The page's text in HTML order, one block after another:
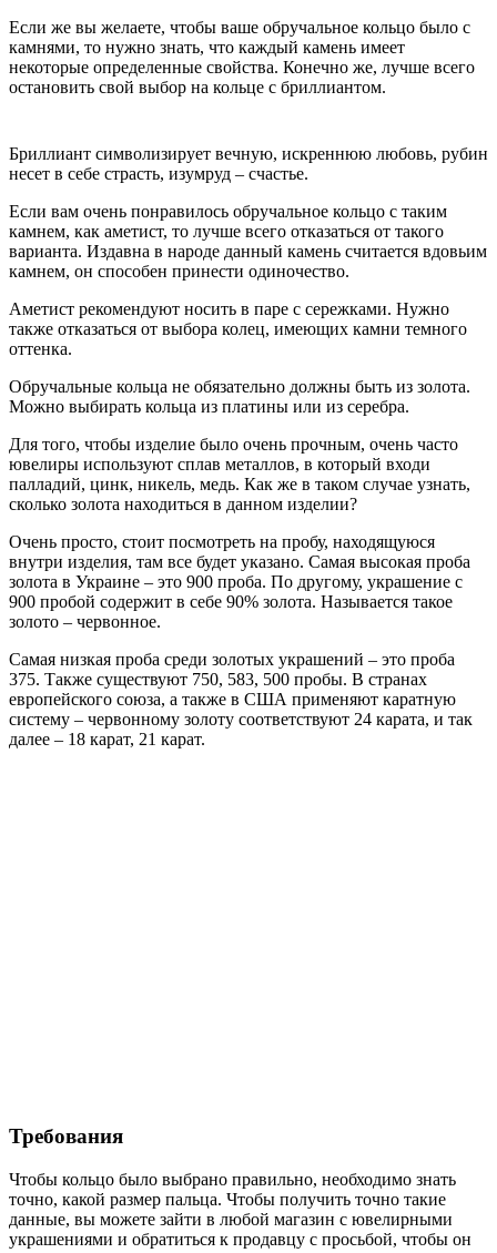
Если же вы желаете, чтобы ваше обручальное кольцо было с
камнями, то нужно знать, что каждый камень имеет
некоторые определенные свойства. Конечно же, лучше всего
остановить свой выбор на кольце с бриллиантом.
Бриллиант символизирует вечную, искреннюю любовь, рубин
несет в себе страсть, изумруд – счастье.
Если вам очень понравилось обручальное кольцо с таким
камнем, как аметист, то лучше всего отказаться от такого
варианта. Издавна в народе данный камень считается вдовьим
камнем, он способен принести одиночество.
Аметист рекомендуют носить в паре с сережками. Нужно
также отказаться от выбора колец, имеющих камни темного
оттенка.
Обручальные кольца не обязательно должны быть из золота.
Можно выбирать кольца из платины или из серебра.
Для того, чтобы изделие было очень прочным, очень часто
ювелиры используют сплав металлов, в который входи
палладий, цинк, никель, медь. Как же в таком случае узнать,
сколько золота находиться в данном изделии?
Очень просто, стоит посмотреть на пробу, находящуюся
внутри изделия, там все будет указано. Самая высокая проба
золота в Украине – это 900 проба. По другому, украшение с
900 пробой содержит в себе 90% золота. Называется такое
золото – червонное.
Самая низкая проба среди золотых украшений – это проба
375. Также существуют 750, 583, 500 пробы. В странах
европейского союза, а также в США применяют каратную
систему – червонному золоту соответствуют 24 карата, и так
далее – 18 карат, 21 карат.
Требования
Чтобы кольцо было выбрано правильно, необходимо знать
точно, какой размер пальца. Чтобы получить точно такие
данные, вы можете зайти в любой магазин c ювелирными
украшениями и обратиться к продавцу с просьбой, чтобы он